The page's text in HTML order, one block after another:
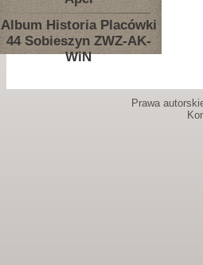
Album Historia Placówki
44 Sobieszyn ZWZ-AK-
WiN
Prawa